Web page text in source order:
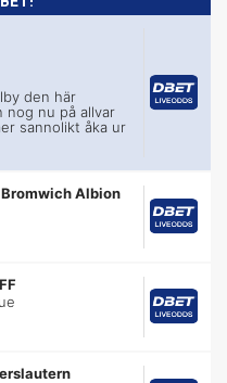
den här
nog nu på allvar
sannolikt åka ur
Albion